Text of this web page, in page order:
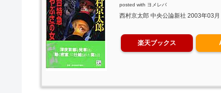
posted with ヨメレバ
西村京太郎 中央公論新社 2003年03月
楽天ブックス